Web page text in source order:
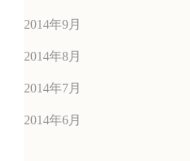
2014年9月
2014年8月
2014年7月
2014年6月